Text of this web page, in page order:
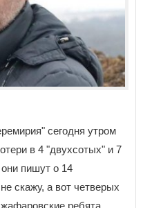
сегодня утром
в 4 "двухсотых" и 7
пишут о 14
скажу, а вот четверых
ребята